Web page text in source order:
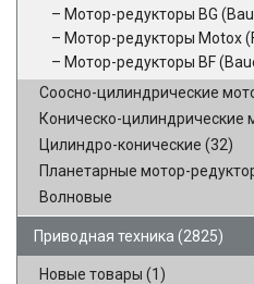
Мотор-редукторы BG
Мотор-редукторы Motox
Мотор-редукторы BF
Соосно-цилиндрические
Коническо-цилиндрические
Цилиндро-конические (32)
Планетарные мотор-
Волновые
Приводная техника (2825)
Новые товары (1)